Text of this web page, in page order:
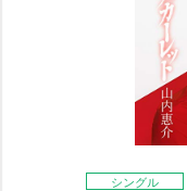
シングル